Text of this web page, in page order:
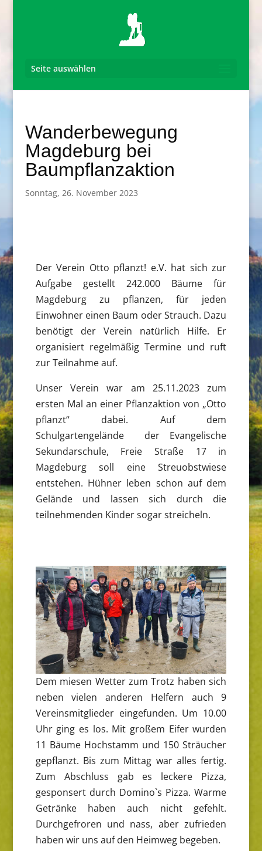
Seite auswählen
Wanderbewegung
Magdeburg bei
Baumpflanzaktion
Sonntag, 26. November 2023
Der Verein Otto pflanzt! e.V. hat sich zur
Aufgabe gestellt 242.000 Bäume für
Magdeburg zu pflanzen, für jeden
Einwohner einen Baum oder Strauch. Dazu
benötigt der Verein natürlich Hilfe. Er
organisiert regelmäßig Termine und ruft
zur Teilnahme auf.
Unser Verein war am 25.11.2023 zum
ersten Mal an einer Pflanzaktion von „Otto
pflanzt“ dabei. Auf dem
Schulgartengelände der Evangelische
Sekundarschule, Freie Straße 17 in
Magdeburg soll eine Streuobstwiese
entstehen. Hühner leben schon auf dem
Gelände und lassen sich durch die
teilnehmenden Kinder sogar streicheln.
Dem miesen Wetter zum Trotz haben sich
neben vielen anderen Helfern auch 9
Vereinsmitglieder eingefunden. Um 10.00
Uhr ging es los. Mit großem Eifer wurden
11 Bäume Hochstamm und 150 Sträucher
gepflanzt. Bis zum Mittag war alles fertig.
Zum Abschluss gab es leckere Pizza,
gesponsert durch Domino`s Pizza. Warme
Getränke haben auch nicht gefehlt.
Durchgefroren und nass, aber zufrieden
haben wir uns auf den Heimweg begeben.